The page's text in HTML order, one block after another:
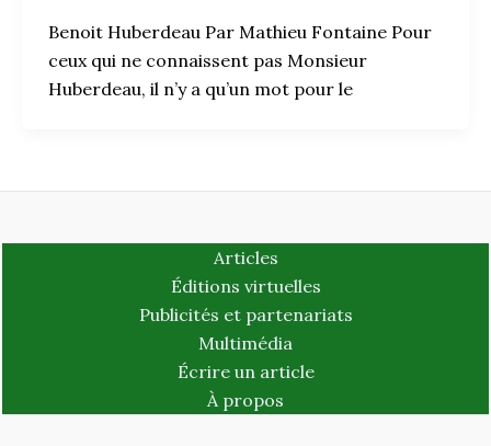
Benoit Huberdeau Par Mathieu Fontaine Pour
ceux qui ne connaissent pas Monsieur
Huberdeau, il n’y a qu’un mot pour le
Articles
Éditions virtuelles
Publicités et partenariats
Multimédia
Écrire un article
À propos